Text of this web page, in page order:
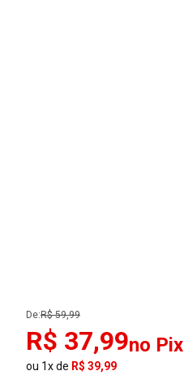
De:R$ 59,99
R$ 37,99no Pix
ou 1x de R$ 39,99